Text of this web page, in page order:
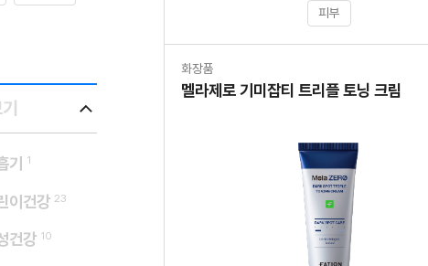
기 1
이건강 23
건강 10
피부
화장품
멜라제로 기미잡티 트리플 토닝 크림